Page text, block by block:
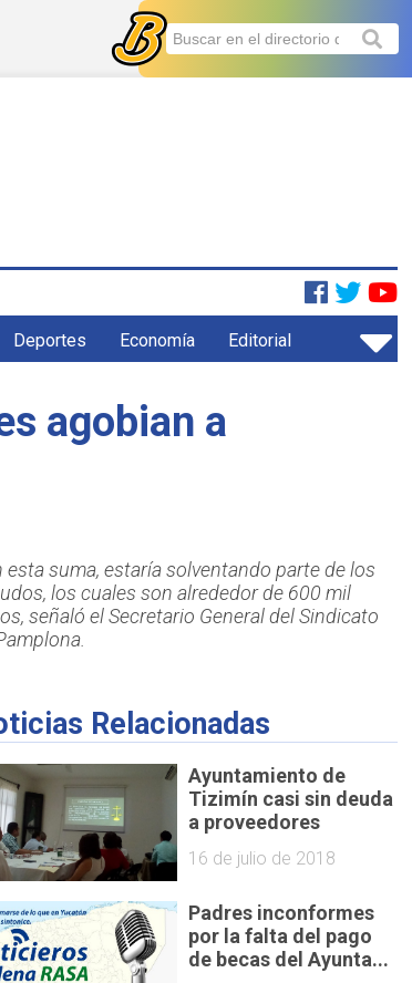
Deportes Economía Editorial
agobian a
esta suma, estaría solventando parte de los
los cuales son alrededor de 600 mil
señaló el Secretario General del Sindicato
Relacionadas
Ayuntamiento de
Tizimín casi sin deuda
a proveedores
16 de julio de 2018
Padres inconformes
por la falta del pago
de becas del Ayunta...